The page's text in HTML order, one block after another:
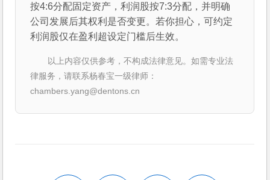
按4:6分配固定资产，利润股按7:3分配，并明确
公司发展后其权利是否变更。若你担心，可约定
利润股仅在盈利超设定门槛后生效。
以上内容仅供参考，不构成法律意见。如需专业法
律服务，请联系杨春宝一级律师：
chambers.yang@dentons.cn